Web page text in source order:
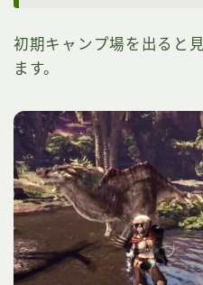
初期キャンプ場を出ると
ます。